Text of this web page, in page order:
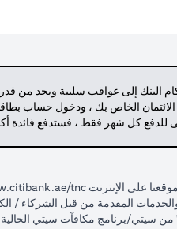
البنك إلى عواقب سلبية ويحد من
الخاص بك ، ودخول حساب
للدفع كل شهر فقط ، فستدفع
على الإنترنت tnc
والخدمات المقدمة من قبل
سيتي/برنامج مكافآت سيتي